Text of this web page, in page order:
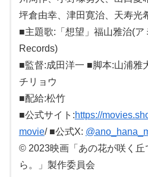
坪倉由幸、津田寛治、天寿光
■主題歌:「想望」福山雅治(ア
Records)
■監督:成田洋一 ■脚本:山浦雅
チリョウ
■配給:松竹
■公式サイト:https://
movie/ ■公式X:
© 2023映画「あの花が咲く丘
ら。」製作委員会